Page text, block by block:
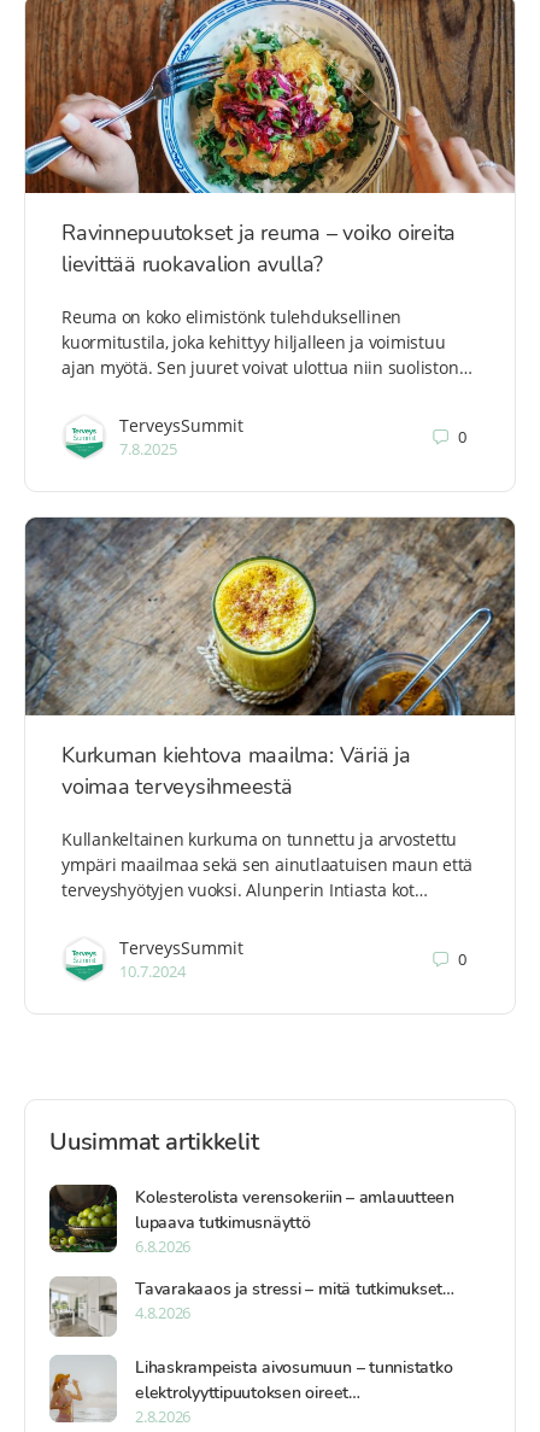
Ravinnepuutokset ja reuma – voiko oireita
lievittää ruokavalion avulla?
Reuma on koko elimistönk tulehduksellinen
kuormitustila, joka kehittyy hiljalleen ja voimistuu
ajan myötä. Sen juuret voivat ulottua niin suoliston…
TerveysSummit
7.8.2025
0
Kurkuman kiehtova maailma: Väriä ja
voimaa terveysihmeestä
Kullankeltainen kurkuma on tunnettu ja arvostettu
ympäri maailmaa sekä sen ainutlaatuisen maun että
terveyshyötyjen vuoksi. Alunperin Intiasta kot…
TerveysSummit
10.7.2024
0
Uusimmat artikkelit
Kolesterolista verensokeriin – amlauutteen
lupaava tutkimusnäyttö
6.8.2026
Tavarakaaos ja stressi – mitä tutkimukset…
4.8.2026
Lihaskrampeista aivosumuun – tunnistatko
elektrolyyttipuutoksen oireet…
2.8.2026